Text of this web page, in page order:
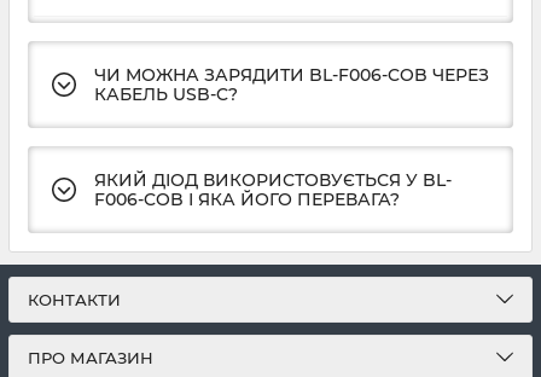
ЧИ МОЖНА ЗАРЯДИТИ BL-F006-COB ЧЕРЕЗ
КАБЕЛЬ USB-C?
ЯКИЙ ДІОД ВИКОРИСТОВУЄТЬСЯ У BL-
F006-COB І ЯКА ЙОГО ПЕРЕВАГА?
КОНТАКТИ
ПРО МАГАЗИН